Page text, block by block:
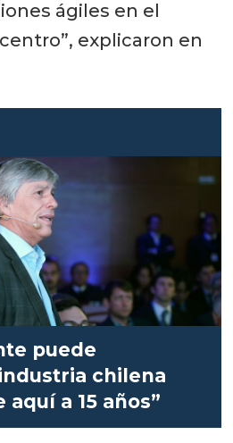
ágiles en el
explicaron en
puede
chilena
a 15 años”